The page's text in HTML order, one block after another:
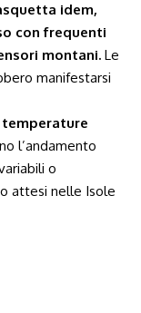
idem,
con frequenti
montani. Le
manifestarsi
temperature
l’andamento
o
attesi nelle Isole